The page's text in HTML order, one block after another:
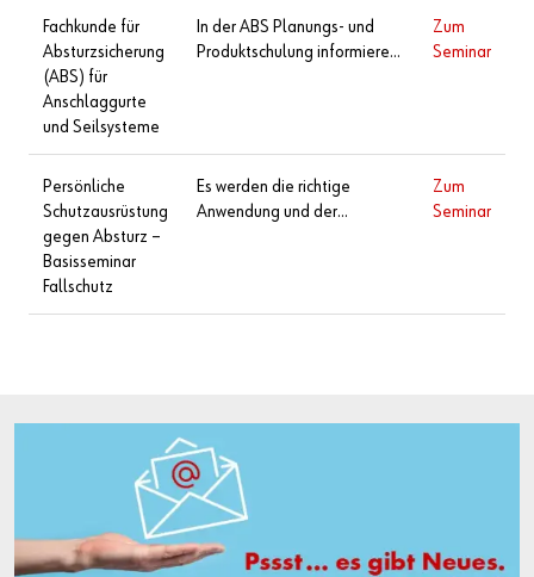
Fachkunde für
Absturzsicherung
(ABS) für
Anschlaggurte
und Seilsysteme
In der ABS Planungs- und
Produktschulung informieren
Gebrauch und die Planung
von ABS-
Absturzsicherungssystemen.
Zum
Seminar
Persönliche
Schutzausrüstung
gegen Absturz –
Basisseminar
Fallschutz
Es werden die richtige
Anwendung und der
Schutzausrüstung gegen
dadurch ermöglicht. Die
Teilnehmer:innen erlangen
ebenso die Fähigkeit zur
kontrollierten Rettung von
Verunfallten in
Zum
Seminar